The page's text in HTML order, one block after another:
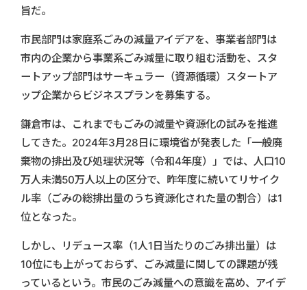
旨だ。
市民部門は家庭系ごみの減量アイデアを、事業者部門は
市内の企業から事業系ごみ減量に取り組む活動を、スタ
ートアップ部門はサーキュラー（資源循環）スタートア
ップ企業からビジネスプランを募集する。
鎌倉市は、これまでもごみの減量や資源化の試みを推進
してきた。2024年3月28日に環境省が発表した「一般廃
棄物の排出及び処理状況等（令和4年度）」では、人口10
万人未満50万人以上の区分で、昨年度に続いてリサイク
ル率（ごみの総排出量のうち資源化された量の割合）は1
位となった。
しかし、リデュース率（1人1日当たりのごみ排出量）は
10位にも上がっておらず、ごみ減量に関しての課題が残
っているという。市民のごみ減量への意識を高め、アイデ